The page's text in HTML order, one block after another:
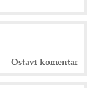
Ostavi komentar